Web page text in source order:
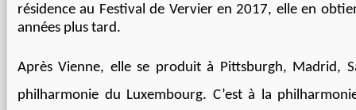
résidence au Festival de Vervier en 2017, elle en
années plus tard.
Après Vienne, elle se produit à Pittsburgh, Madrid,
philharmonie du Luxembourg. C’est à la